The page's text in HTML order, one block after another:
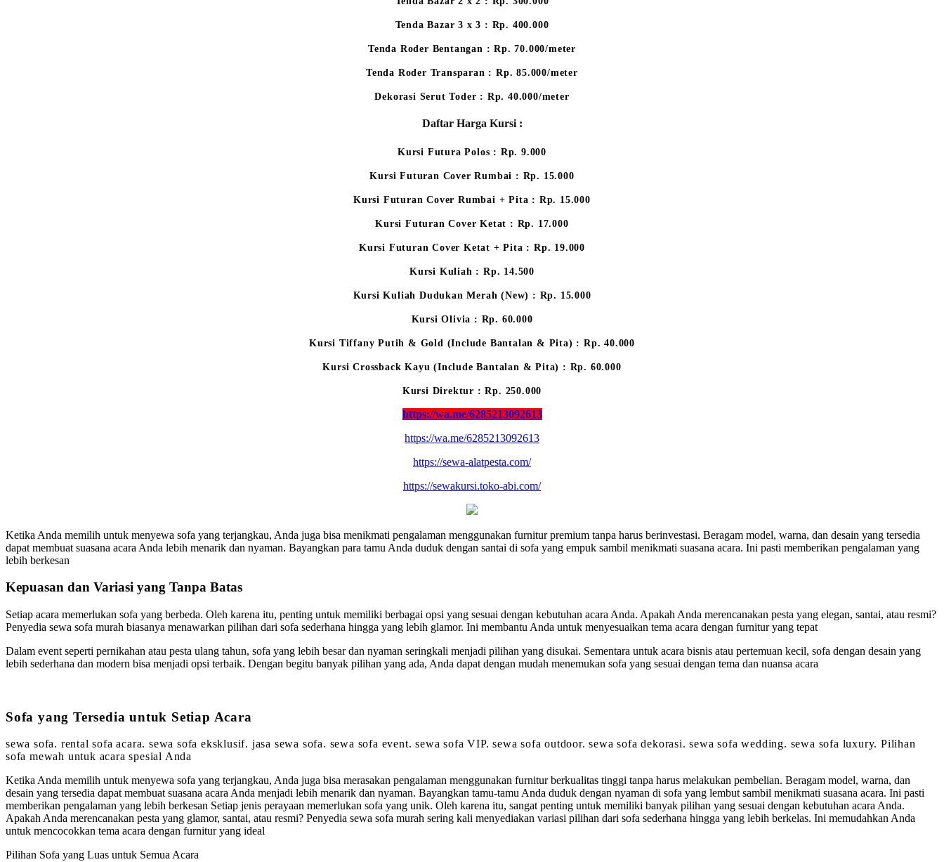
Tenda Bazar 3 x 3 : Rp. 400.000
Tenda Roder Bentangan : Rp. 70.000/meter
Tenda Roder Transparan : Rp. 85.000/meter
Dekorasi Serut Toder : Rp. 40.000/meter
Daftar Harga Kursi :
Kursi Futura Polos : Rp. 9.000
Kursi Futuran Cover Rumbai : Rp. 15.000
Kursi Futuran Cover Rumbai + Pita : Rp. 15.000
Kursi Futuran Cover Ketat : Rp. 17.000
Kursi Futuran Cover Ketat + Pita : Rp. 19.000
Kursi Kuliah : Rp. 14.500
Kursi Kuliah Dudukan Merah (New) : Rp. 15.000
Kursi Olivia : Rp. 60.000
Kursi Tiffany Putih & Gold (Include Bantalan & Pita) : Rp. 40.000
Kursi Crossback Kayu (Include Bantalan & Pita) : Rp. 60.000
Kursi Direktur : Rp. 250.000
https://wa.me/6285213092613
https://wa.me/6285213092613
https://sewa-alatpesta.com/
https://sewakursi.toko-abi.com/
Ketika Anda memilih untuk menyewa sofa yang terjangkau, Anda juga bisa menikmati pengalaman menggunakan furnitur premium tanpa harus berinvestasi. Beragam model, warna, dan desain yang tersedia
dapat membuat suasana acara Anda lebih menarik dan nyaman. Bayangkan para tamu Anda duduk dengan santai di sofa yang empuk sambil menikmati suasana acara. Ini pasti memberikan pengalaman yang
lebih berkesan
Kepuasan dan Variasi yang Tanpa Batas
Setiap acara memerlukan sofa yang berbeda. Oleh karena itu, penting untuk memiliki berbagai opsi yang sesuai dengan kebutuhan acara Anda. Apakah Anda merencanakan pesta yang elegan, santai, atau resmi?
Penyedia sewa sofa murah biasanya menawarkan pilihan dari sofa sederhana hingga yang lebih glamor. Ini membantu Anda untuk menyesuaikan tema acara dengan furnitur yang tepat
Dalam event seperti pernikahan atau pesta ulang tahun, sofa yang lebih besar dan nyaman seringkali menjadi pilihan yang disukai. Sementara untuk acara bisnis atau pertemuan kecil, sofa dengan desain yang
lebih sederhana dan modern bisa menjadi opsi terbaik. Dengan begitu banyak pilihan yang ada, Anda dapat dengan mudah menemukan sofa yang sesuai dengan tema dan nuansa acara
Sofa yang Tersedia untuk Setiap Acara
sewa sofa. rental sofa acara. sewa sofa eksklusif. jasa sewa sofa. sewa sofa event. sewa sofa VIP. sewa sofa outdoor. sewa sofa dekorasi. sewa sofa wedding. sewa sofa luxury. Pilihan
sofa mewah untuk acara spesial Anda
Ketika Anda memilih untuk menyewa sofa yang terjangkau, Anda juga bisa merasakan pengalaman menggunakan furnitur berkualitas tinggi tanpa harus melakukan pembelian. Beragam model, warna, dan
desain yang tersedia dapat membuat suasana acara Anda menjadi lebih menarik dan nyaman. Bayangkan tamu-tamu Anda duduk dengan nyaman di sofa yang lembut sambil menikmati suasana acara. Ini pasti
memberikan pengalaman yang lebih berkesan Setiap jenis perayaan memerlukan sofa yang unik. Oleh karena itu, sangat penting untuk memiliki banyak pilihan yang sesuai dengan kebutuhan acara Anda.
Apakah Anda merencanakan pesta yang glamor, santai, atau resmi? Penyedia sewa sofa murah sering kali menyediakan variasi pilihan dari sofa sederhana hingga yang lebih berkelas. Ini memudahkan Anda
untuk mencocokkan tema acara dengan furnitur yang ideal
Pilihan Sofa yang Luas untuk Semua Acara